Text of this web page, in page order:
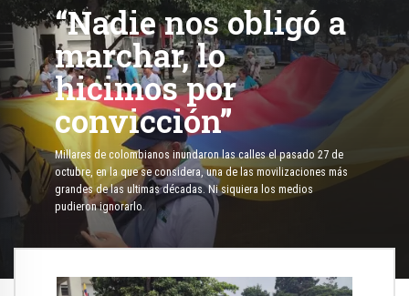
“Nadie nos obligó a
marchar, lo
hicimos por
convicción”
Millares de colombianos inundaron las calles el pasado 27 de
octubre, en la que se considera, una de las movilizaciones más
grandes de las ultimas décadas. Ni siquiera los medios
pudieron ignorarlo.